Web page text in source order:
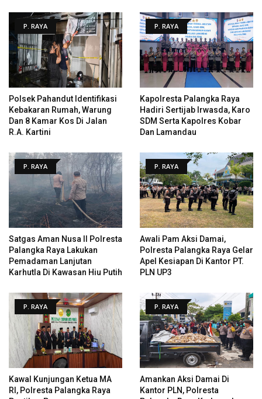
P. RAYA
Polsek Pahandut Identifikasi
Kebakaran Rumah, Warung
Dan 8 Kamar Kos Di Jalan
R.A. Kartini
P. RAYA
Kapolresta Palangka Raya
Hadiri Sertijab Irwasda, Karo
SDM Serta Kapolres Kobar
Dan Lamandau
P. RAYA
Satgas Aman Nusa II Polresta
Palangka Raya Lakukan
Pemadaman Lanjutan
Karhutla Di Kawasan Hiu Putih
P. RAYA
Awali Pam Aksi Damai,
Polresta Palangka Raya Gelar
Apel Kesiapan Di Kantor PT.
PLN UP3
P. RAYA
Kawal Kunjungan Ketua MA
RI, Polresta Palangka Raya
P. RAYA
Amankan Aksi Damai Di
Kantor PLN, Polresta